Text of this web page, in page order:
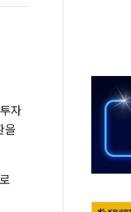
롬비아에 새 안보 위기… 반
아닌 무해한 표면 부식 물
간30여분만에 진화...외국
자
을